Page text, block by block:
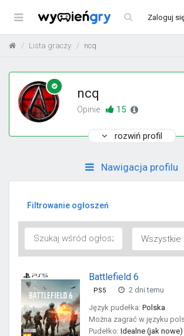
Menu Zaloguj
Lista graczy ncq
ncq
Opinie 15
rozwiń profil
Nawigacja profilu
Filtrowanie ogłoszeń
Battlefield 6
PS5
2 dni temu
Język pudełka: Polska
Można zagrać w języku
Pudełko: Idealne (jak nowe)